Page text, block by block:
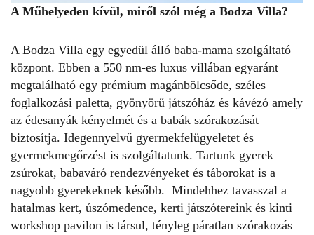
A Műhelyeden kívül, miről szól még a Bodza Villa?
A Bodza Villa egy egyedül álló baba-mama szolgáltató
központ. Ebben a 550 nm-es luxus villában egyaránt
megtalálható egy prémium magánbölcsőde, széles
foglalkozási paletta, gyönyörű játszóház és kávézó amely
az édesanyák kényelmét és a babák szórakozását
biztosítja. Idegennyelvű gyermekfelügyeletet és
gyermekmegőrzést is szolgáltatunk. Tartunk gyerek
zsúrokat, babaváró rendezvényeket és táborokat is a
nagyobb gyerekeknek később. Mindehhez tavasszal a
hatalmas kert, úszómedence, kerti játszótereink és kinti
workshop pavilon is társul, tényleg páratlan szórakozás